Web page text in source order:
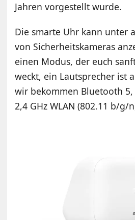
Jahren vorgestellt wurde.
Die smarte Uhr kann unter
von Sicherheitskameras
einen Modus, der euch
weckt, ein Lautsprecher ist
wir bekommen Bluetooth
2,4 GHz WLAN (802.11 b/g/